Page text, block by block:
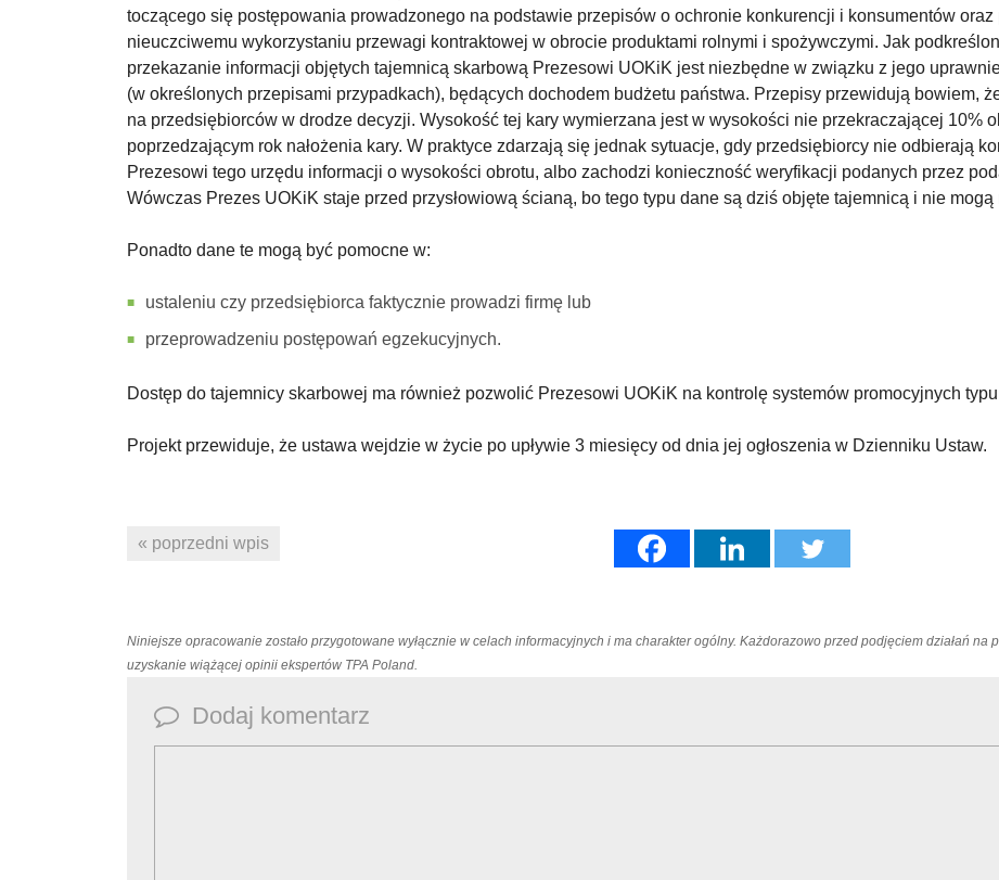
toczącego się postępowania prowadzonego na podstawie przepisów o ochronie konkurencji i konsumentów oraz
nieuczciwemu wykorzystaniu przewagi kontraktowej w obrocie produktami rolnymi i spożywczymi. Jak
przekazanie informacji objętych tajemnicą skarbową Prezesowi UOKiK jest niezbędne w związku z jego
(w określonych przepisami przypadkach), będących dochodem budżetu państwa. Przepisy przewidują bowiem,
na przedsiębiorców w drodze decyzji. Wysokość tej kary wymierzana jest w wysokości nie przekraczającej 10%
poprzedzającym rok nałożenia kary. W praktyce zdarzają się jednak sytuacje, gdy przedsiębiorcy nie odbierają
Prezesowi tego urzędu informacji o wysokości obrotu, albo zachodzi konieczność weryfikacji podanych przez
Wówczas Prezes UOKiK staje przed przysłowiową ścianą, bo tego typu dane są dziś objęte tajemnicą i nie
Ponadto dane te mogą być pomocne w:
ustaleniu czy przedsiębiorca faktycznie prowadzi firmę lub
przeprowadzeniu postępowań egzekucyjnych.
Dostęp do tajemnicy skarbowej ma również pozwolić Prezesowi UOKiK na kontrolę systemów promocyjnych
Projekt przewiduje, że ustawa wejdzie w życie po upływie 3 miesięcy od dnia jej ogłoszenia w Dzienniku Ustaw.
« poprzedni wpis
Niniejsze opracowanie zostało przygotowane wyłącznie w celach informacyjnych i ma charakter ogólny. Każdorazowo przed podjęciem działań
uzyskanie wiążącej opinii ekspertów TPA Poland.
Dodaj komentarz